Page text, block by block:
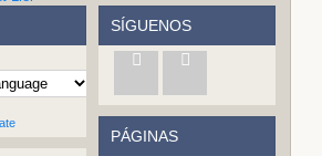
SÍGUENOS
PÁGINAS